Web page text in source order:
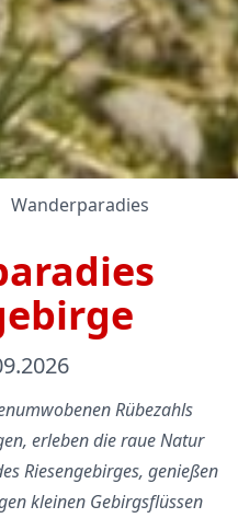
Wanderparadies
Rübezahls
erleben die raue Natur
Riesengebirges, genießen
kleinen Gebirgsflüssen